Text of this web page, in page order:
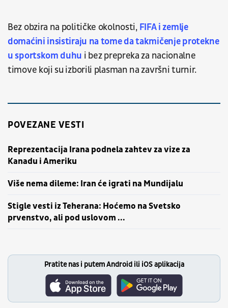
Bez obzira na političke okolnosti, FIFA i zemlje
domaćini insistiraju na tome da takmičenje protekne
u sportskom duhu i bez prepreka za nacionalne
timove koji su izborili plasman na završni turnir.
POVEZANE VESTI
Reprezentacija Irana podnela zahtev za vize za
Kanadu i Ameriku
Više nema dileme: Iran će igrati na Mundijalu
Stigle vesti iz Teherana: Hoćemo na Svetsko
prvenstvo, ali pod uslovom ...
Pratite nas i putem Android ili iOS aplikacija